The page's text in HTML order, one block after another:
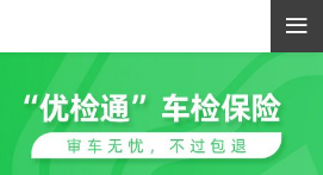
